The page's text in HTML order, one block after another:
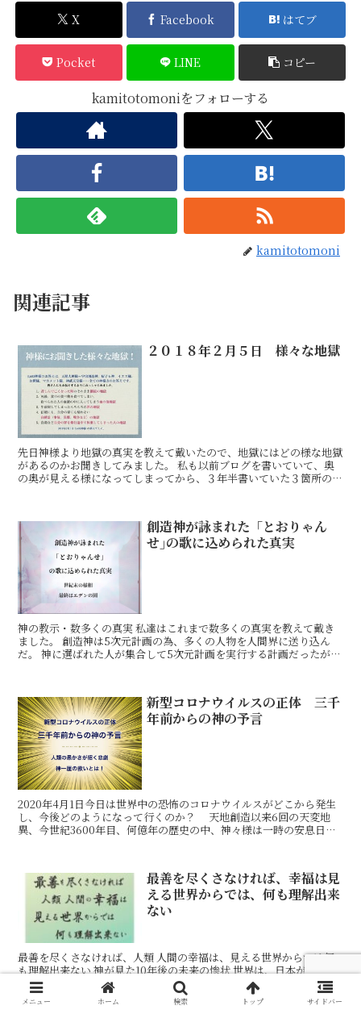
X Facebook はてブ
Pocket LINE コピー
kamitotomoniをフォローする
kamitotomoni
関連記事
２０１８年２月５日 様々な地獄
先日神様より地獄の真実を教えて戴いたので、地獄にはどの様な地獄
があるのかお聞きしてみました。 私も以前ブログを書いていて、奥
の奥が見える様になってしまってから、３年半書いていた３箇所のブ
創造神が詠まれた「とおりゃん
せ｣の歌に込められた真実
神の教示・数多くの真実 私達はこれまで数多くの真実を教えて戴き
ました。 創造神は5次元計画の為、多くの人物を人間界に送り込ん
だ。 神に選ばれた人が集合して5次元計画を実行する計画だったが、
新型コロナウイルスの正体 三千
年前からの神の予言
2020年4月1日今日は世界中の恐怖のコロナウイルスがどこから発生
し、今後どのようになって行くのか？ 天地創造以来6回の天変地
異、今世紀3600年目、何億年の歴史の中、神々様は一時の安息日も
今となっては徒労となってしまいました。現在世界は創造神の3000
年前の予言通り進んでいます。終息出来る日は、自分達人類が今まで
良かれとやって来た楽と強欲が如何に宇宙を汚し、地球を汚し、人類
を汚し、動物、草木に至るまで毒を撒き散らしてきたか！が反省出来
るまで終わらないそうです。 コロナウイルスに対抗できる遺伝子を
持っているのは、アブラハムの子孫人類の40％の方々、そして薬や
化学化合物で汚されていなく、持病のない方々ということです。又日
本人はアブラハムの子孫は少なく、しかし創造神の御霊分けされた7
神（神皇産霊神、大国主命、国常立尊、須佐鳴尊・・）の子孫の方が
断然多いのでもっと強い遺伝子になっているとの事です。 しかし、
せっかく最高の遺伝子を戴いている日本人なのに、石油由来の薬を保
最善を尽くさなければ、幸福は見
える世界からでは、何も理解出来
ない
最善を尽くさなければ、人類 人間の幸福は、見える世界からでは何
も理解出来ない 神が見た10年後の未来の惨状 世界は、日本が人類の
発祥地、神の国と分かっていながら、我よし、強欲のサタンに操られ
神を亡き者にしてきました。今回のワクチン騒動も、世
メニュー ホーム 検索 トップ サイドバー